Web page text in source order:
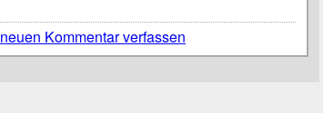
neuen Kommentar verfassen